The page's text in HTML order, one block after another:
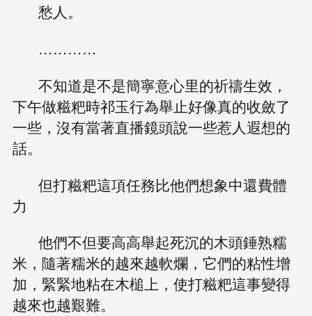
愁人。
…………
不知道是不是簡寧意心里的祈禱生效，
下午做糍粑時祁玉行為舉止好像真的收斂了
一些，沒有當著直播鏡頭說一些惹人遐想的
話。
但打糍粑這項任務比他們想象中還費體
力
他們不但要高高舉起死沉的木頭錘熟糯
米，隨著糯米的越來越軟爛，它們的粘性增
加，緊緊地粘在木槌上，使打糍粑這事變得
越來也越艱難。